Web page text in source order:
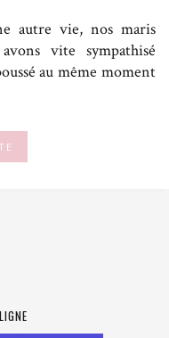
autre vie, nos maris
vite sympathisé
au même moment